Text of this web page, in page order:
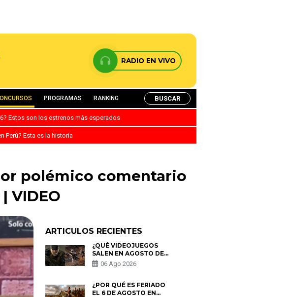
RADIO EN VIVO
PROGRAMAS RANKING BUSCAR
Estos son los estrenos más esperados
Perú? Esta es la historia
polémico comentario
VIDEO
ARTICULOS RECIENTES
¿QUÉ VIDEOJUEGOS
SALEN EN AGOSTO DE
2026? ESTOS SON LOS
ESTRENOS MÁS
06 Ago 2026
¿POR QUÉ ES FERIADO
EL 6 DE AGOSTO EN